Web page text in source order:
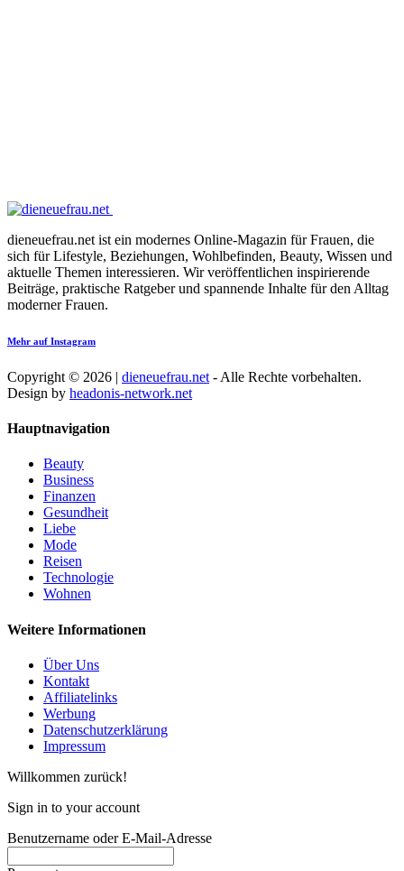
dieneuefrau.net ist ein modernes Online-Magazin für Frauen, die
sich für Lifestyle, Beziehungen, Wohlbefinden, Beauty, Wissen und
aktuelle Themen interessieren. Wir veröffentlichen inspirierende
Beiträge, praktische Ratgeber und spannende Inhalte für den Alltag
moderner Frauen.
Mehr auf Instagram
Copyright © 2026 | dieneuefrau.net - Alle Rechte vorbehalten.
Design by headonis-network.net
Hauptnavigation
Beauty
Business
Finanzen
Gesundheit
Liebe
Mode
Reisen
Technologie
Wohnen
Weitere Informationen
Über Uns
Kontakt
Affiliatelinks
Werbung
Datenschutzerklärung
Impressum
Willkommen zurück!
Sign in to your account
Benutzername oder E-Mail-Adresse